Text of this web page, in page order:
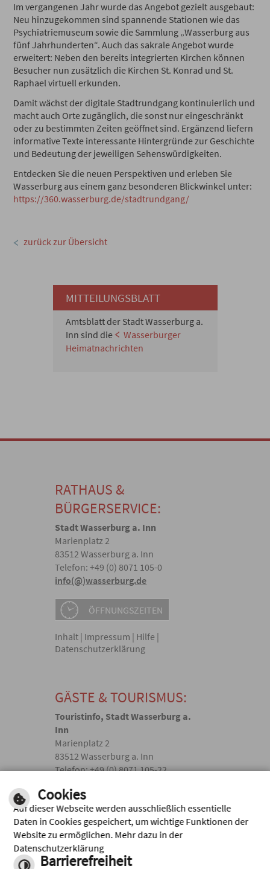
Im vergangenen Jahr wurde das Angebot gezielt ausgebaut:
Neu hinzugekommen sind spannende Stationen wie das
Psychiatriemuseum sowie die Sammlung „Wasserburg aus
fünf Jahrhunderten“. Auch das sakrale Angebot wurde
erweitert: Neben den bereits integrierten Kirchen können
Besucher nun zusätzlich die Kirchen St. Konrad und St.
Raphael virtuell erkunden.
Damit wächst der digitale Stadtrundgang kontinuierlich und
macht auch Orte zugänglich, die sonst nur eingeschränkt
oder zu bestimmten Zeiten geöffnet sind. Ergänzend liefern
informative Texte interessante Hintergründe zur Geschichte
und Bedeutung der jeweiligen Sehenswürdigkeiten.
Entdecken Sie die neuen Perspektiven und erleben Sie
Wasserburg aus einem ganz besonderen Blickwinkel unter:
https://360.wasserburg.de/stadtrundgang/
zurück zur Übersicht
MITTEILUNGSBLATT
Amtsblatt der Stadt Wasserburg a.
Inn sind die
Wasserburger
Heimatnachrichten
RATHAUS &
BÜRGERSERVICE:
Stadt Wasserburg a. Inn
Marienplatz 2
83512 Wasserburg a. Inn
Telefon: +49 (0) 8071 105-0
info(@)wasserburg.de
ÖFFNUNGSZEITEN
Inhalt | Impressum | Hilfe |
Datenschutzerklärung
GÄSTE & TOURISMUS:
Touristinfo, Stadt Wasserburg a.
Inn
Marienplatz 2
83512 Wasserburg a. Inn
Telefon: +49 (0) 8071 105-22
Facebook
Instagram
Cookies
Auf dieser Webseite werden ausschließlich essentielle
Daten in Cookies gespeichert, um wichtige Funktionen der
Website zu ermöglichen. Mehr dazu in der
Datenschutzerklärung
Barrierefreiheit